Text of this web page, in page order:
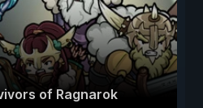
of Ragnarok